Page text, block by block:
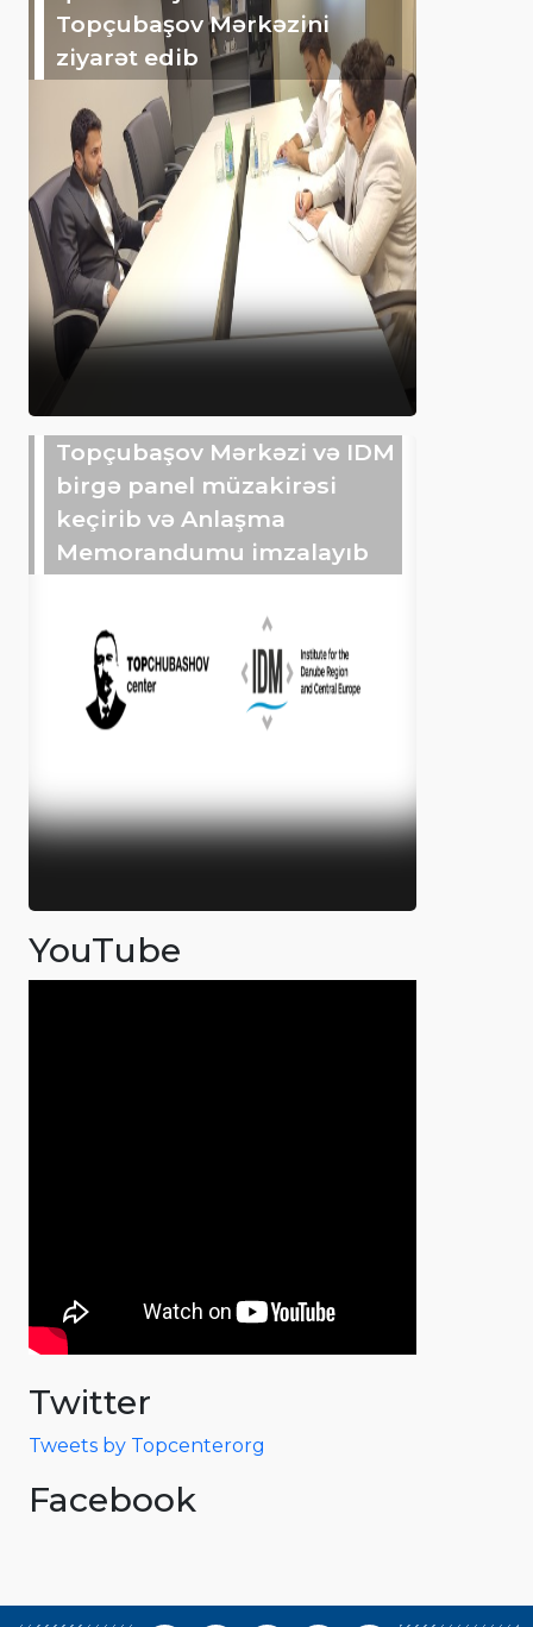
Topçubaşov Mərkəzini
ziyarət edib
Topçubaşov Mərkəzi və IDM
birgə panel müzakirəsi
keçirib və Anlaşma
Memorandumu imzalayıb
YouTube
Twitter
Tweets by Topcenterorg
Facebook